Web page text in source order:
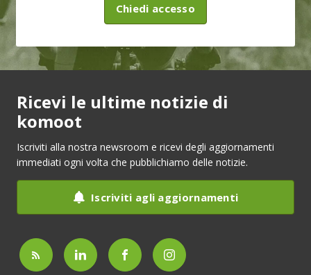
Chiedi accesso
Ricevi le ultime notizie di
komoot
Iscriviti alla nostra newsroom e ricevi degli aggiornamenti
immediati ogni volta che pubblichiamo delle notizie.
Iscriviti agli aggiornamenti